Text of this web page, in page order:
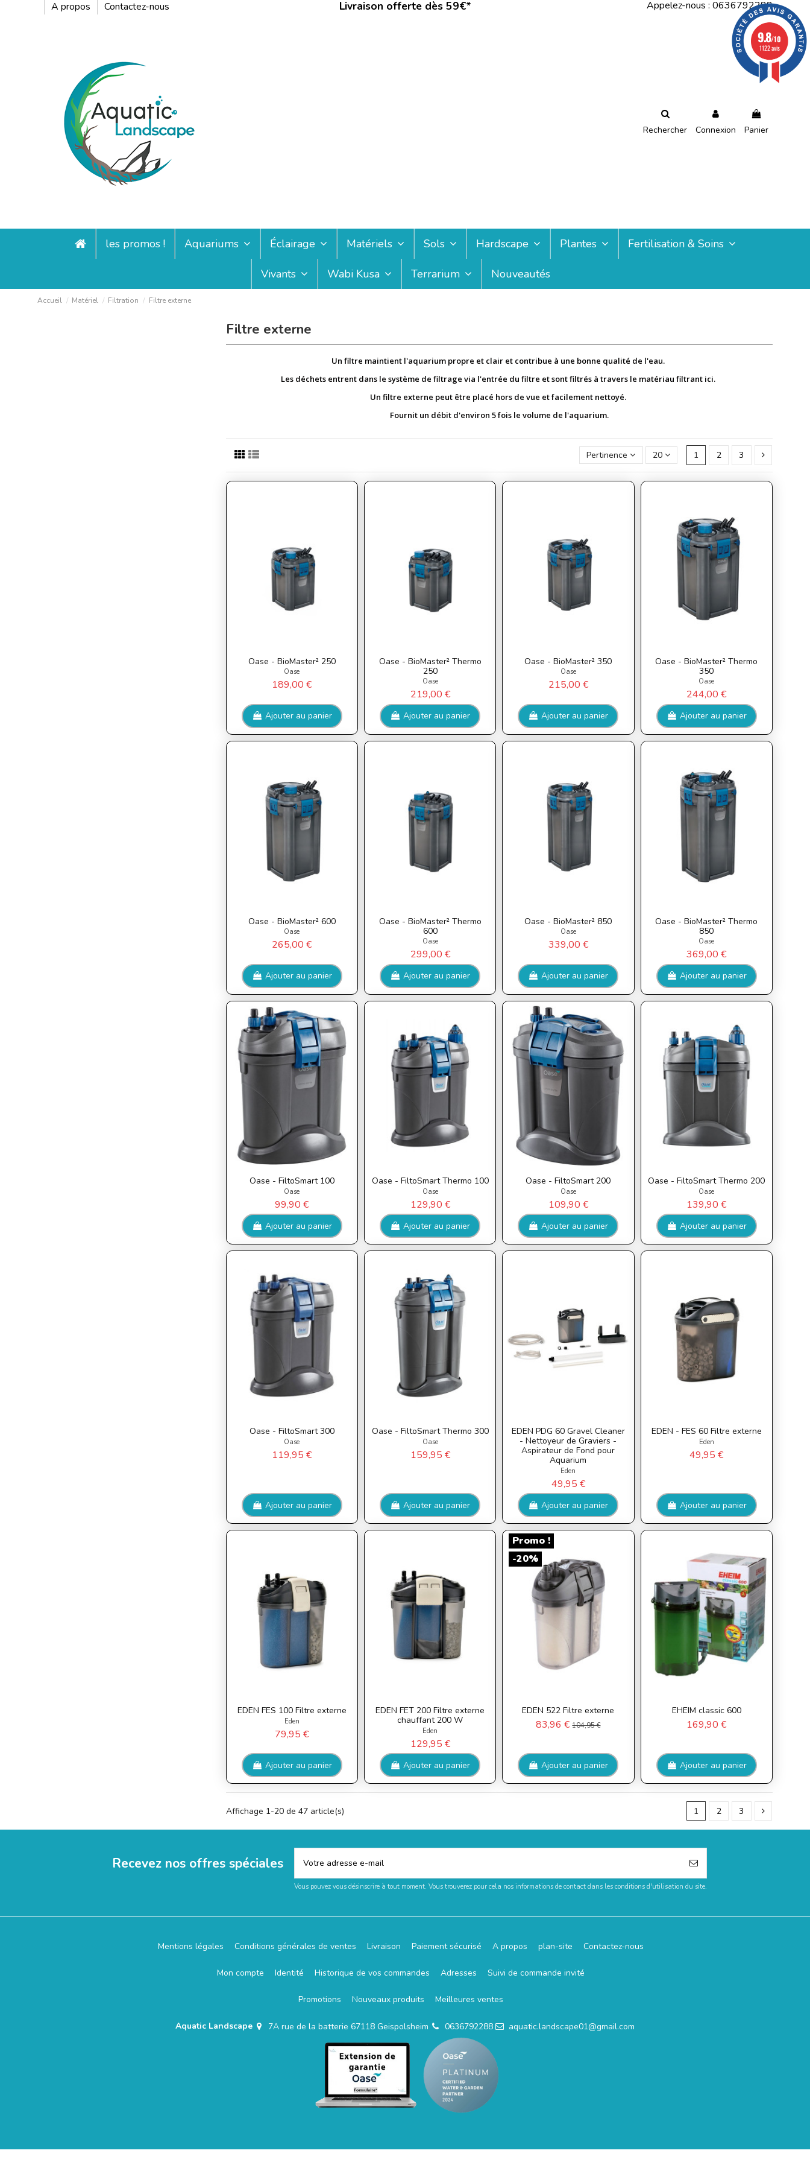
A propos Contactez-nous Livraison offerte dès 59€* Appelez-nous : 0636792288
Rechercher Connexion Panier
les promos ! Aquariums Éclairage Matériels Sols Hardscape Plantes Fertilisation & Soins
Vivants Wabi Kusa Terrarium Nouveautés
Accueil Matériel Filtration Filtre externe
Filtre externe
Un filtre maintient l'aquarium propre et clair et contribue à une bonne qualité de l'eau.
Les déchets entrent dans le système de filtrage via l'entrée du filtre et sont filtrés à travers le matériau filtrant ici.
Un filtre externe peut être placé hors de vue et facilement nettoyé.
Fournit un débit d'environ 5 fois le volume de l'aquarium.
Pertinence 20 1 2 3
Oase - BioMaster² 250
Oase
189,00 €
Ajouter au panier
Oase - BioMaster² Thermo
250
Oase
219,00 €
Ajouter au panier
Oase - BioMaster² 350
Oase
215,00 €
Ajouter au panier
Oase - BioMaster² Thermo
350
Oase
244,00 €
Ajouter au panier
Oase - BioMaster² 600
Oase
265,00 €
Ajouter au panier
Oase - BioMaster² Thermo
600
Oase
299,00 €
Ajouter au panier
Oase - BioMaster² 850
Oase
339,00 €
Ajouter au panier
Oase - BioMaster² Thermo
850
Oase
369,00 €
Ajouter au panier
Oase - FiltoSmart 100
Oase
99,90 €
Ajouter au panier
Oase - FiltoSmart Thermo 100
Oase
129,90 €
Ajouter au panier
Oase - FiltoSmart 200
Oase
109,90 €
Ajouter au panier
Oase - FiltoSmart Thermo 200
Oase
139,90 €
Ajouter au panier
Oase - FiltoSmart 300
Oase
119,95 €
Ajouter au panier
Oase - FiltoSmart Thermo 300
Oase
159,95 €
Ajouter au panier
EDEN PDG 60 Gravel Cleaner
- Nettoyeur de Graviers -
Aspirateur de Fond pour
Aquarium
Eden
49,95 €
Ajouter au panier
EDEN - FES 60 Filtre externe
Eden
49,95 €
Ajouter au panier
EDEN FES 100 Filtre externe
Eden
79,95 €
Ajouter au panier
EDEN FET 200 Filtre externe
chauffant 200 W
Eden
129,95 €
Ajouter au panier
Promo !
-20%
EDEN 522 Filtre externe
83,96 €104,95 €
Ajouter au panier
EHEIM classic 600
169,90 €
Ajouter au panier
Affichage 1-20 de 47 article(s) 1 2 3
Recevez nos offres spéciales
Vous pouvez vous désinscrire à tout moment. Vous trouverez pour cela nos informations de contact dans les conditions d'utilisation du site.
Mentions légales Conditions générales de ventes Livraison Paiement sécurisé A propos plan-site Contactez-nous
Mon compte Identité Historique de vos commandes Adresses Suivi de commande invité
Promotions Nouveaux produits Meilleures ventes
Aquatic Landscape 7A rue de la batterie 67118 Geispolsheim 0636792288 aquatic.landscape01@gmail.com
9.8/10
1122 avis